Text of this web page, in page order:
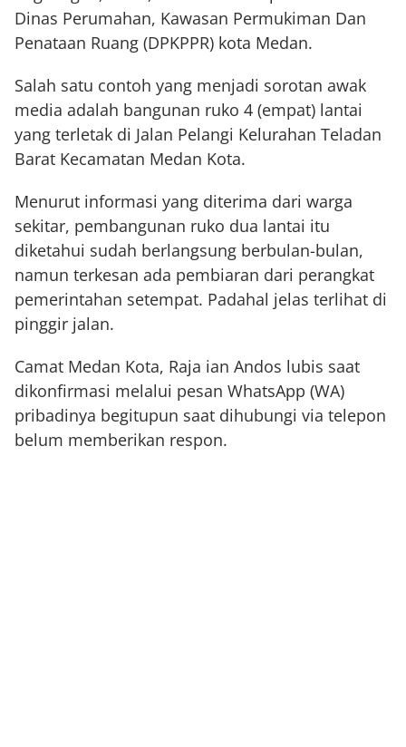
Dinas Perumahan, Kawasan Permukiman Dan
Penataan Ruang (DPKPPR) kota Medan.
Salah satu contoh yang menjadi sorotan awak
media adalah bangunan ruko 4 (empat) lantai
yang terletak di Jalan Pelangi Kelurahan Teladan
Barat Kecamatan Medan Kota.
Menurut informasi yang diterima dari warga
sekitar, pembangunan ruko dua lantai itu
diketahui sudah berlangsung berbulan-bulan,
namun terkesan ada pembiaran dari perangkat
pemerintahan setempat. Padahal jelas terlihat di
pinggir jalan.
Camat Medan Kota, Raja ian Andos lubis saat
dikonfirmasi melalui pesan WhatsApp (WA)
pribadinya begitupun saat dihubungi via telepon
belum memberikan respon.